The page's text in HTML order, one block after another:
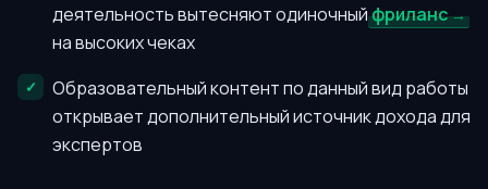
деятельность вытесняют одиночныйфриланс
на высоких чеках
Образовательный контент по данный вид работы
открывает дополнительный источник дохода для
экспертов